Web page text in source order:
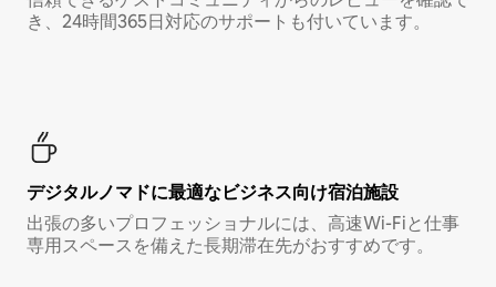
き、24時間365日対応のサポートも付いています。
デジタルノマド⁠に最⁠適⁠なビ⁠ジ⁠ネ⁠ス⁠向⁠け宿⁠泊⁠施⁠設
出張の多いプロフェッショナルには、高速Wi-Fiと仕事
専用スペースを備えた長期滞在先がおすすめです。